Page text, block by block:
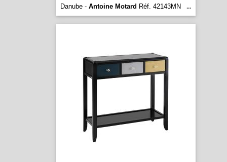
Danube - Antoine Motard Réf. 42143MN ...